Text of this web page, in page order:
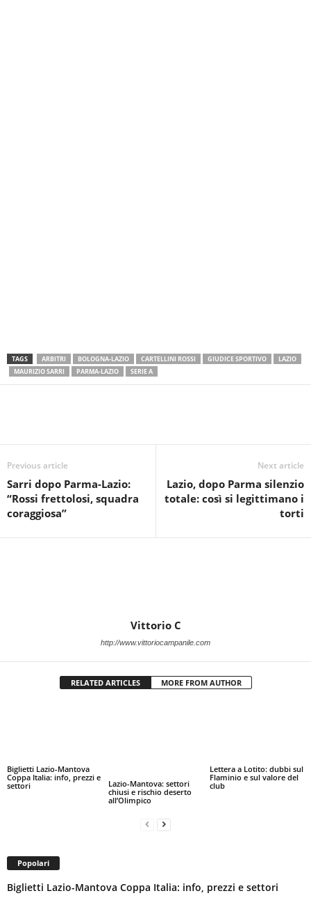
TAGS ARBITRI BOLOGNA-LAZIO CARTELLINI ROSSI GIUDICE SPORTIVO
LAZIO
MAURIZIO SARRI
PARMA-LAZIO SERIE A
Previous article
Sarri dopo Parma-Lazio:
“Rossi frettolosi, squadra
coraggiosa”
Next article
Lazio, dopo Parma silenzio
totale: così si legittimano i
torti
Vittorio C
http://www.vittoriocampanile.com
RELATED ARTICLES MORE FROM AUTHOR
Biglietti Lazio-Mantova
Coppa Italia: info, prezzi e
settori
Lazio-Mantova: settori
chiusi e rischio deserto
all’Olimpico
Lettera a Lotito: dubbi sul
Flaminio e sul valore del
club
Popolari
Biglietti Lazio-Mantova Coppa Italia: info, prezzi e settori